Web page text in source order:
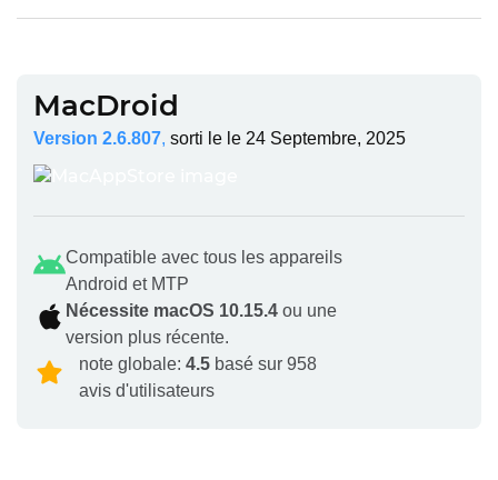
MacDroid
Version 2.6.807, sorti le le 24 Septembre, 2025
Compatible avec tous les appareils
Android et MTP
Nécessite macOS 10.15.4 ou une
version plus récente.
note globale: 4.5 basé sur 958
avis d'utilisateurs